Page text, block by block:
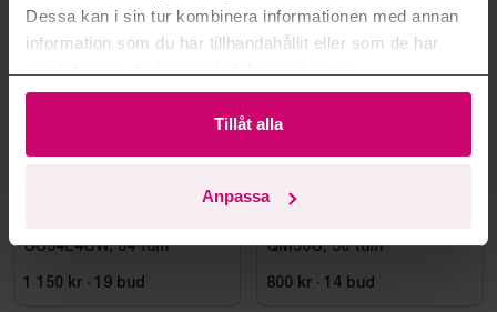
Dessa kan i sin tur kombinera informationen med annan
information som du har tillhandahållit eller som de har
Tillåt alla
Anpassa
6d
CU34E4CW, 34 tum
1 150 kr · 19 bud
Bromma
QM50C, 50 tum
800 kr · 14 bud